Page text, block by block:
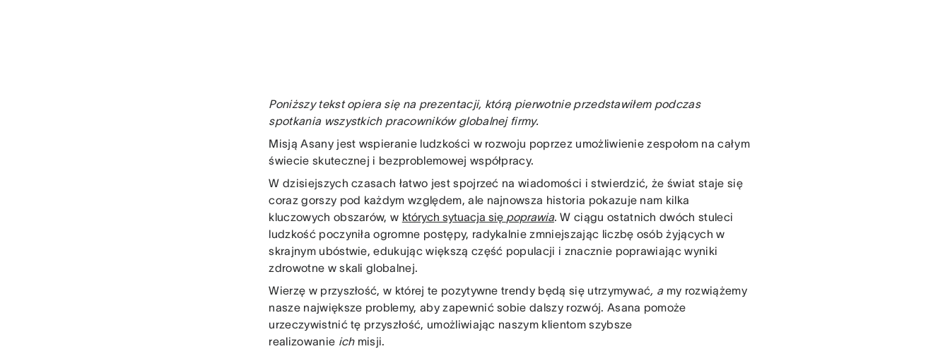
Poniższy tekst opiera się na prezentacji, którą pierwotnie przedstawiłem podczas
spotkania wszystkich pracowników globalnej firmy.
Misją Asany jest wspieranie ludzkości w rozwoju poprzez umożliwienie zespołom na całym
świecie skutecznej i bezproblemowej współpracy.
W dzisiejszych czasach łatwo jest spojrzeć na wiadomości i stwierdzić, że świat staje się
coraz gorszy pod każdym względem, ale najnowsza historia pokazuje nam kilka
kluczowych obszarów, w których sytuacja się poprawia. W ciągu ostatnich dwóch stuleci
ludzkość poczyniła ogromne postępy, radykalnie zmniejszając liczbę osób żyjących w
skrajnym ubóstwie, edukując większą część populacji i znacznie poprawiając wyniki
zdrowotne w skali globalnej.
Wierzę w przyszłość, w której te pozytywne trendy będą się utrzymywać, a my rozwiążemy
nasze największe problemy, aby zapewnić sobie dalszy rozwój. Asana pomoże
urzeczywistnić tę przyszłość, umożliwiając naszym klientom szybsze
realizowanie ichmisji.